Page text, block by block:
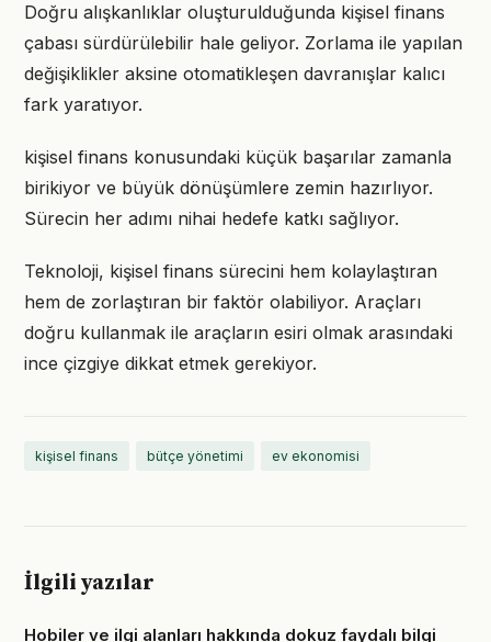
Doğru alışkanlıklar oluşturulduğunda kişisel finans
çabası sürdürülebilir hale geliyor. Zorlama ile yapılan
değişiklikler aksine otomatikleşen davranışlar kalıcı
fark yaratıyor.
kişisel finans konusundaki küçük başarılar zamanla
birikiyor ve büyük dönüşümlere zemin hazırlıyor.
Sürecin her adımı nihai hedefe katkı sağlıyor.
Teknoloji, kişisel finans sürecini hem kolaylaştıran
hem de zorlaştıran bir faktör olabiliyor. Araçları
doğru kullanmak ile araçların esiri olmak arasındaki
ince çizgiye dikkat etmek gerekiyor.
kişisel finans bütçe yönetimi ev ekonomisi
İlgili yazılar
Hobiler ve ilgi alanları hakkında dokuz faydalı bilgi